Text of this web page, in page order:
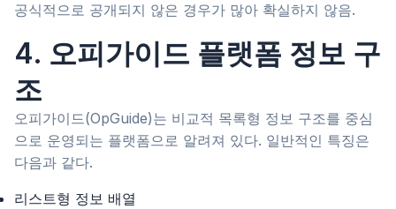
공식적으로 공개되지 않은 경우가 많아 확실하지 않음.
4. 오피가이드 플랫폼 정보 구
조
오피가이드(OpGuide)는 비교적 목록형 정보 구조를 중심
으로 운영되는 플랫폼으로 알려져 있다. 일반적인 특징은
다음과 같다.
리스트형 정보 배열